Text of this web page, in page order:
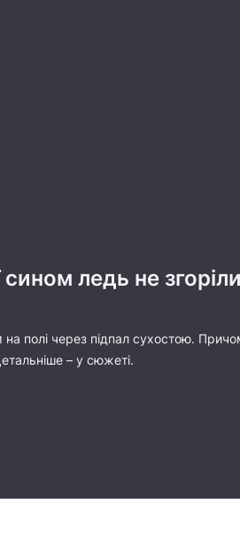
ледь не
полі через підпал сухостою.
– у сюжеті.